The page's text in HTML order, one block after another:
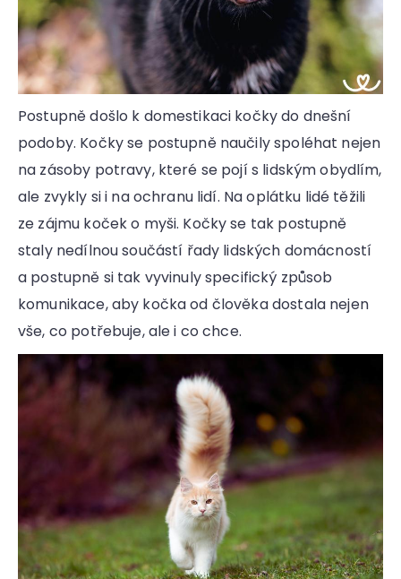
Postupně došlo k domestikaci kočky do dnešní
podoby. Kočky se postupně naučily spoléhat nejen
na zásoby potravy, které se pojí s lidským obydlím,
ale zvykly si i na ochranu lidí. Na oplátku lidé těžili
ze zájmu koček o myši. Kočky se tak postupně
staly nedílnou součástí řady lidských domácností
a postupně si tak vyvinuly specifický způsob
komunikace, aby kočka od člověka dostala nejen
vše, co potřebuje, ale i co chce.